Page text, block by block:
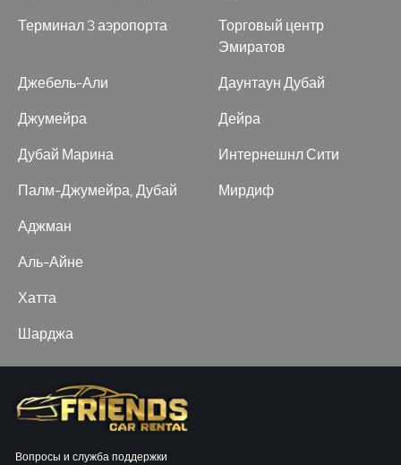
Терминал 3 аэропорта
Торговый центр
Эмиратов
Джебель-Али
Джумейра
Дубай Марина
Палм-Джумейра, Дубай
Даунтаун Дубай
Дейра
Интернешнл Сити
Мирдиф
Аджман
Аль-Айне
Хатта
Шарджа
Вопросы и служба поддержки